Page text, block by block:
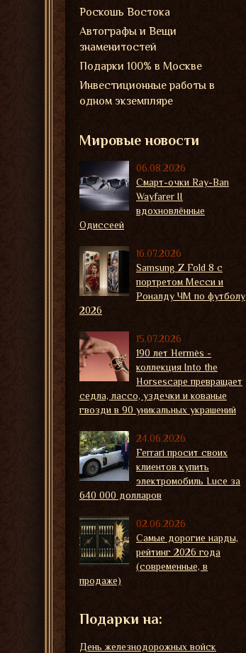
Роскошь Востока
Автографы и Вещи
знаменитостей
Подарки 100% в Москве
Инвестиционные работы в
одном экземпляре
Мировые новости
06.08.2026
Смарт-очки Ray-Ban
Wayfarer II
вдохновлённые
Одиссеей
16.07.2026
Samsung Z Fold 8 с
портретом Месси и
Роналду ЧМ по футболу
2026
15.07.2026
190 лет Hermès -
коллекция Into the
Horsescape превращает
седла, лассо, уздечки и кованые
гвозди в 90 уникальных украшений
24.06.2026
Ferrari просит своих
клиентов купить
электромобиль Luce за
640 000 долларов
02.06.2026
Самые дорогие нарды,
рейтинг 2026 года
(современные, в
продаже)
Подарки на:
День железнодорожных войск